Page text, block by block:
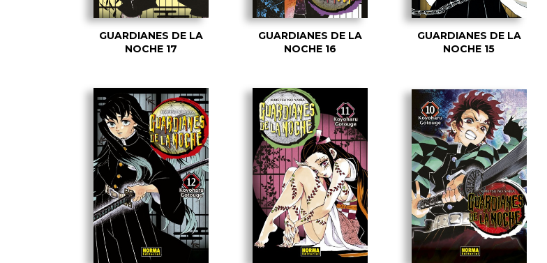
GUARDIANES DE LA
NOCHE 17
GUARDIANES DE LA
NOCHE 16
GUARDIANES DE LA
NOCHE 15